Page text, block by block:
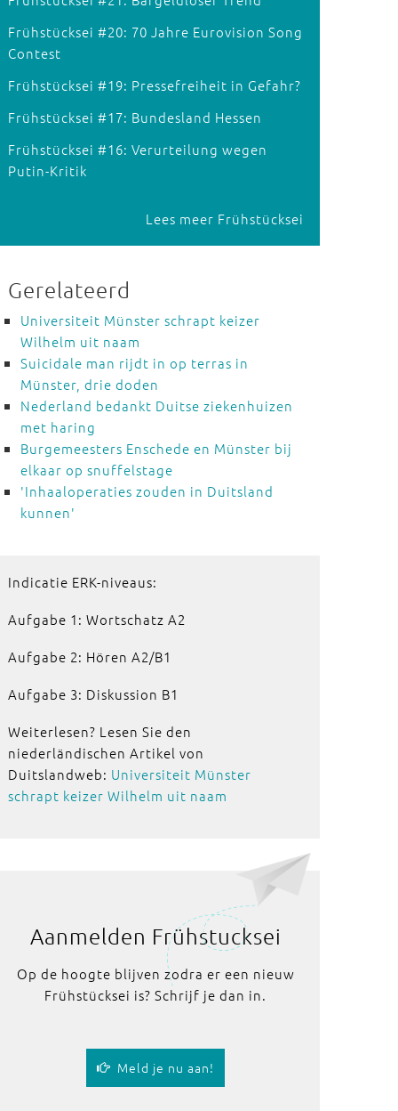
Frühstücksei #20: 70 Jahre Eurovision Song
Contest
Frühstücksei #19: Pressefreiheit in Gefahr?
Frühstücksei #17: Bundesland Hessen
Frühstücksei #16: Verurteilung wegen
Putin-Kritik
Lees meer Frühstücksei
Gerelateerd
Universiteit Münster schrapt keizer
Wilhelm uit naam
Suicidale man rijdt in op terras in
Münster, drie doden
Nederland bedankt Duitse ziekenhuizen
met haring
Burgemeesters Enschede en Münster bij
elkaar op snuffelstage
'Inhaaloperaties zouden in Duitsland
kunnen'
Indicatie ERK-niveaus:
Aufgabe 1: Wortschatz A2
Aufgabe 2: Hören A2/B1
Aufgabe 3: Diskussion B1
Weiterlesen? Lesen Sie den
niederländischen Artikel von
Duitslandweb: Universiteit Münster
schrapt keizer Wilhelm uit naam
Aanmelden Frühstucksei
Op de hoogte blijven zodra er een nieuw
Frühstücksei is? Schrijf je dan in.
Meld je nu aan!